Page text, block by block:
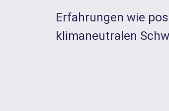
Erfahrungen wie
klimaneutralen